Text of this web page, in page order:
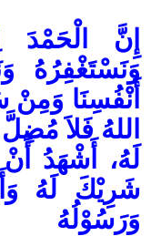
إِنَّ الْحَمْدَ
وَنَسْتَغْفِرُهُ
أَنْفُسِنَا وَمِنْ
اللهُ فَلاَ
لَهُ، أَشْهَدُ أَنْ
شَرِيْكَ لَهُ
وَرَسُوْلُهُ